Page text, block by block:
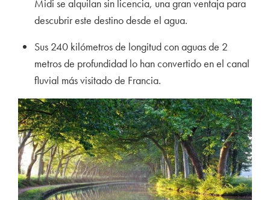
Midi se alquilan sin licencia, una gran ventaja para
descubrir este destino desde el agua.
Sus 240 kilómetros de longitud con aguas de 2
metros de profundidad lo han convertido en el canal
fluvial más visitado de Francia.